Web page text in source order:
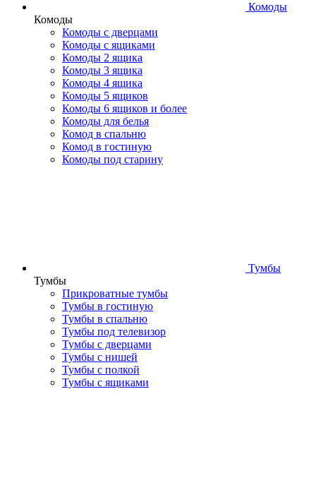
Комоды
Комоды
Комоды с дверцами
Комоды с ящиками
Комоды 2 ящика
Комоды 3 ящика
Комоды 4 ящика
Комоды 5 ящиков
Комоды 6 ящиков и более
Комоды для белья
Комод в спальню
Комод в гостиную
Комоды под старину
Тумбы
Тумбы
Прикроватные тумбы
Тумбы в гостиную
Тумбы в спальню
Тумбы под телевизор
Тумбы с дверцами
Тумбы с нишей
Тумбы с полкой
Тумбы с ящиками